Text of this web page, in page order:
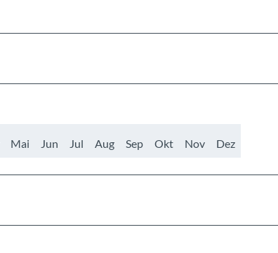
Mai Jun Jul Aug Sep Okt Nov Dez